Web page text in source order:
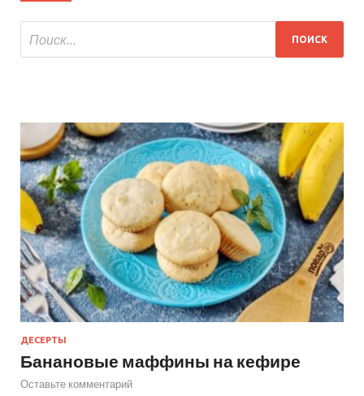
ДЕСЕРТЫ
Банановые маффины на кефире
Оставьте комментарий